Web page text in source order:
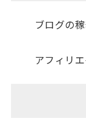
ブログの
アフィリエ